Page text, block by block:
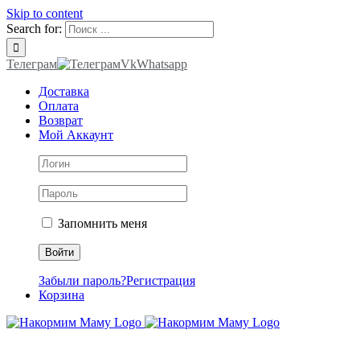
Skip to content
Search for:
Телеграм VkWhatsapp
Доставка
Оплата
Возврат
Мой Аккаунт
Запомнить меня
Забыли пароль?Регистрация
Корзина